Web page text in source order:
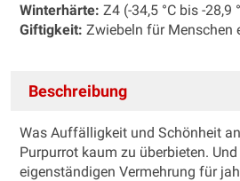
Winterhärte: Z4 (-34,5 °C bis -28,9
Giftigkeit: Zwiebeln für Menschen
Beschreibung
Was Auffälligkeit und Schönheit
Purpurrot kaum zu überbieten.
eigenständigen Vermehrung für